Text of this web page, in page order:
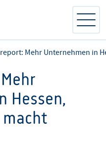
Mehr Unternehmen in
Hessen,